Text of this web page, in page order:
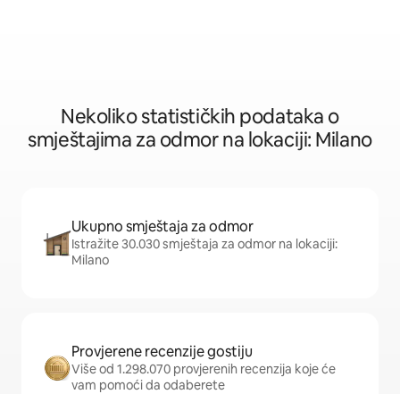
Nekoliko statističkih podataka o
smještajima za odmor na lokaciji: Milano
Ukupno smještaja za odmor
Istražite 30.030 smještaja za odmor na lokaciji:
Milano
Provjerene recenzije gostiju
Više od 1.298.070 provjerenih recenzija koje će
vam pomoći da odaberete